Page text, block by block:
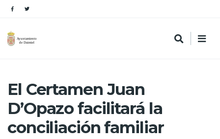
El Certamen Juan
D’Opazo facilitará la
conciliación familiar